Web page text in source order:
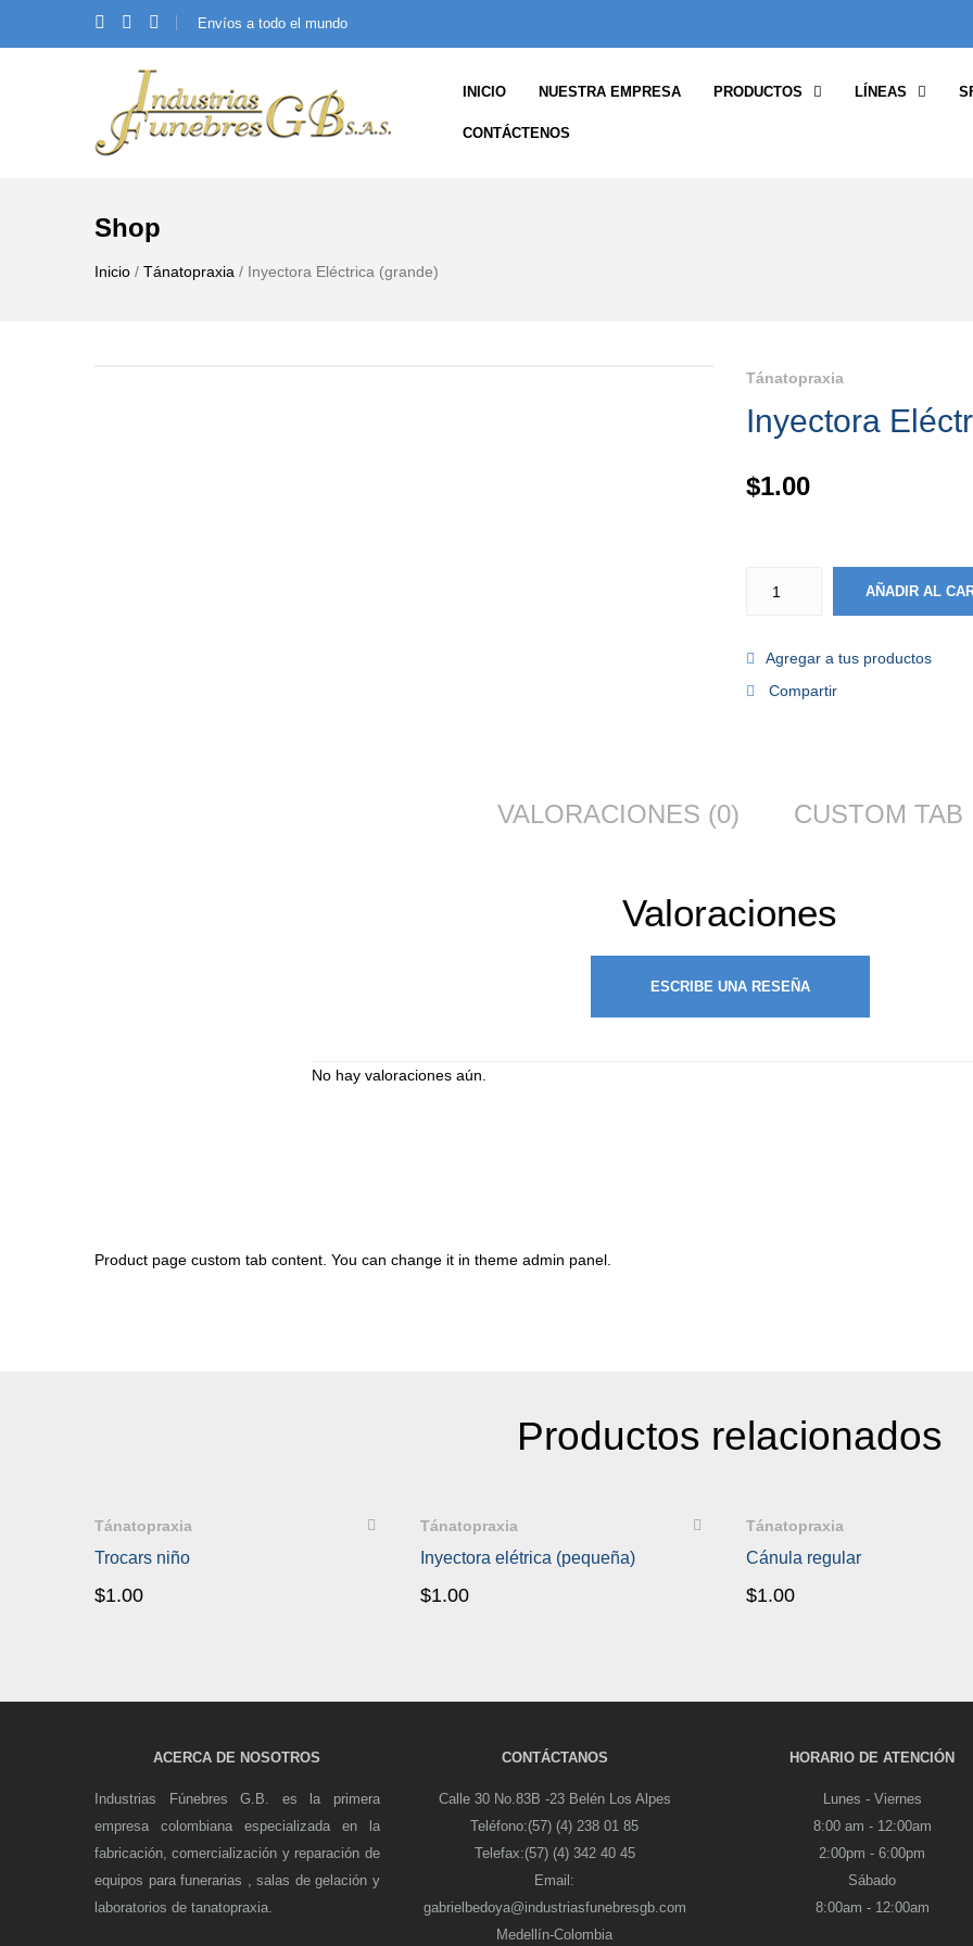
Envíos a todo el mundo
INICIO NUESTRA EMPRESA PRODUCTOS LÍNEAS
CONTÁCTENOS
Shop
Inicio / Tánatopraxia / Inyectora Eléctrica (grande)
Tánatopraxia
Inyectora
$1.00
AÑADIR AL
Agregar a tus productos
Compartir
VALORACIONES (0) CUSTOM TAB
Valoraciones
ESCRIBE UNA RESEÑA
No hay valoraciones aún.
Product page custom tab content. You can change it in theme admin panel.
Productos relacionados
Tánatopraxia
Trocars niño
$1.00
Tánatopraxia
Inyectora elétrica (pequeña)
$1.00
Tánatopraxia
Cánula regular
$1.00
ACERCA DE NOSOTROS
Industrias Fúnebres G.B. es la primera
empresa colombiana especializada en la
fabricación, comercialización y reparación de
equipos para funerarias , salas de gelación y
laboratorios de tanatopraxia.
CONTÁCTANOS
Calle 30 No.83B -23 Belén Los Alpes
Teléfono:(57) (4) 238 01 85
Telefax:(57) (4) 342 40 45
Email:
gabrielbedoya@industriasfunebresgb.com
Medellín-Colombia
HORARIO DE ATENCIÓN
Lunes - Viernes
8:00 am - 12:00am
2:00pm - 6:00pm
Sábado
8:00am - 12:00am